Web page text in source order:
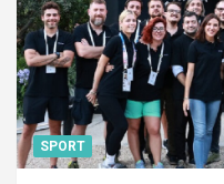
SPORT